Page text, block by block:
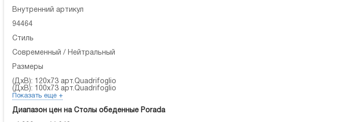
Внутренний артикул
94464
Стиль
Современный / Нейтральный
Размеры
(ДхВ): 120x73 арт.Quadrifoglio
(ДхВ): 100x73 арт.Quadrifoglio
Показать еще +
Диапазон цен на Столы обеденные Porada